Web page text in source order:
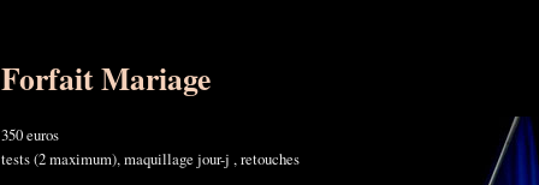
Forfait Mariage
350 euros
tests (2 maximum), maquillage jour-j , retouches